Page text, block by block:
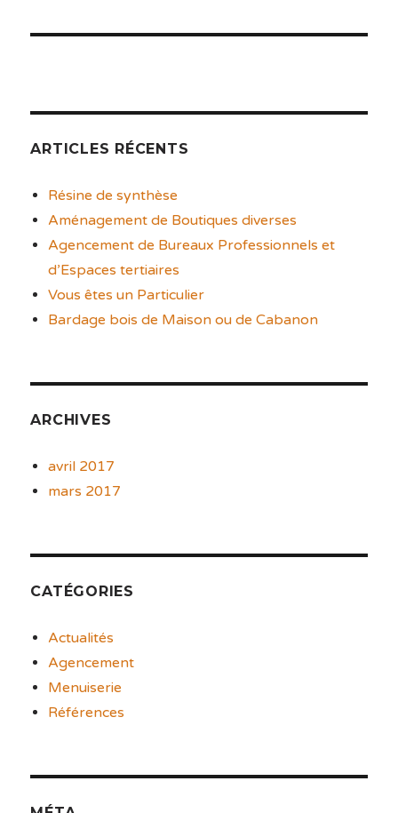
ARTICLES RÉCENTS
Résine de synthèse
Aménagement de Boutiques diverses
Agencement de Bureaux Professionnels et
d’Espaces tertiaires
Vous êtes un Particulier
Bardage bois de Maison ou de Cabanon
ARCHIVES
avril 2017
mars 2017
CATÉGORIES
Actualités
Agencement
Menuiserie
Références